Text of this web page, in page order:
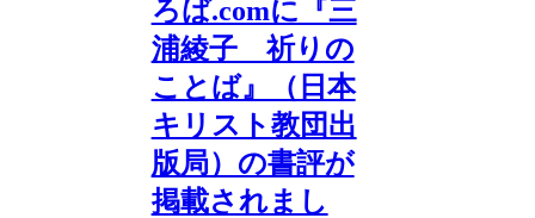
ろば.comに『三
浦綾子 祈りの
ことば』（日本
キリスト教団出
版局）の書評が
掲載されまし